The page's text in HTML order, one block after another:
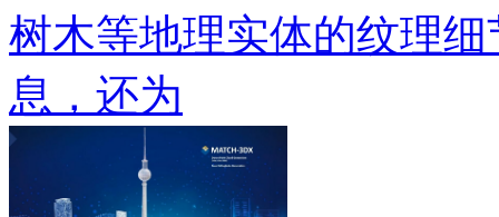
树木等地理实体的纹理
息，还为